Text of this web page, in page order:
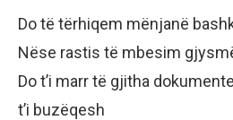
Do të tërhiqem mënjanë
Nëse rastis të mbesim
Do t’i marr të gjitha
t’i buzëqesh